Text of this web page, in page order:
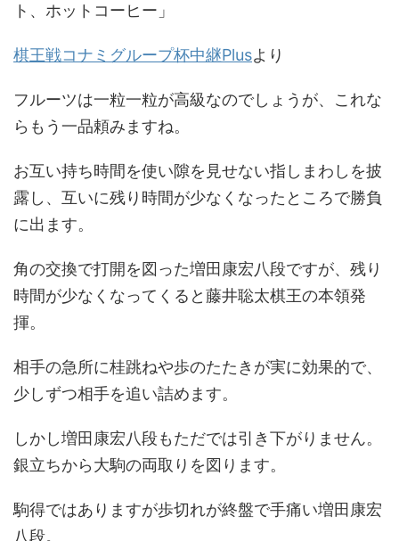
ト、ホットコーヒー」
棋王戦コナミグループ杯中継Plusより
フルーツは一粒一粒が高級なのでしょうが、これな
らもう一品頼みますね。
お互い持ち時間を使い隙を見せない指しまわしを披
露し、互いに残り時間が少なくなったところで勝負
に出ます。
角の交換で打開を図った増田康宏八段ですが、残り
時間が少なくなってくると藤井聡太棋王の本領発
揮。
相手の急所に桂跳ねや歩のたたきが実に効果的で、
少しずつ相手を追い詰めます。
しかし増田康宏八段もただでは引き下がりません。
銀立ちから大駒の両取りを図ります。
駒得ではありますが歩切れが終盤で手痛い増田康宏
八段。